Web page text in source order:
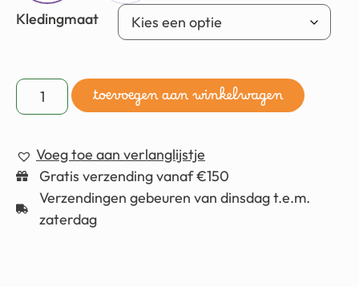
Kledingmaat
toevoegen aan winkelwagen
Voeg toe aan verlanglijstje
Gratis verzending vanaf €150
Verzendingen gebeuren van dinsdag t.e.m.
zaterdag